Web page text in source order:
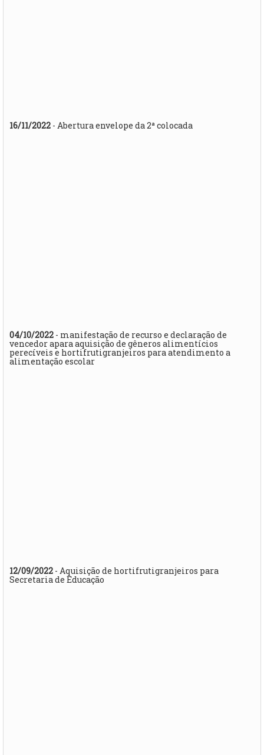
16/11/2022 - Abertura envelope da 2ª colocada
04/10/2022 - manifestação de recurso e declaração de
vencedor apara aquisição de gêneros alimentícios
perecíveis e hortifrutigranjeiros para atendimento a
alimentação escolar
12/09/2022 - Aquisição de hortifrutigranjeiros para
Secretaria de Educação